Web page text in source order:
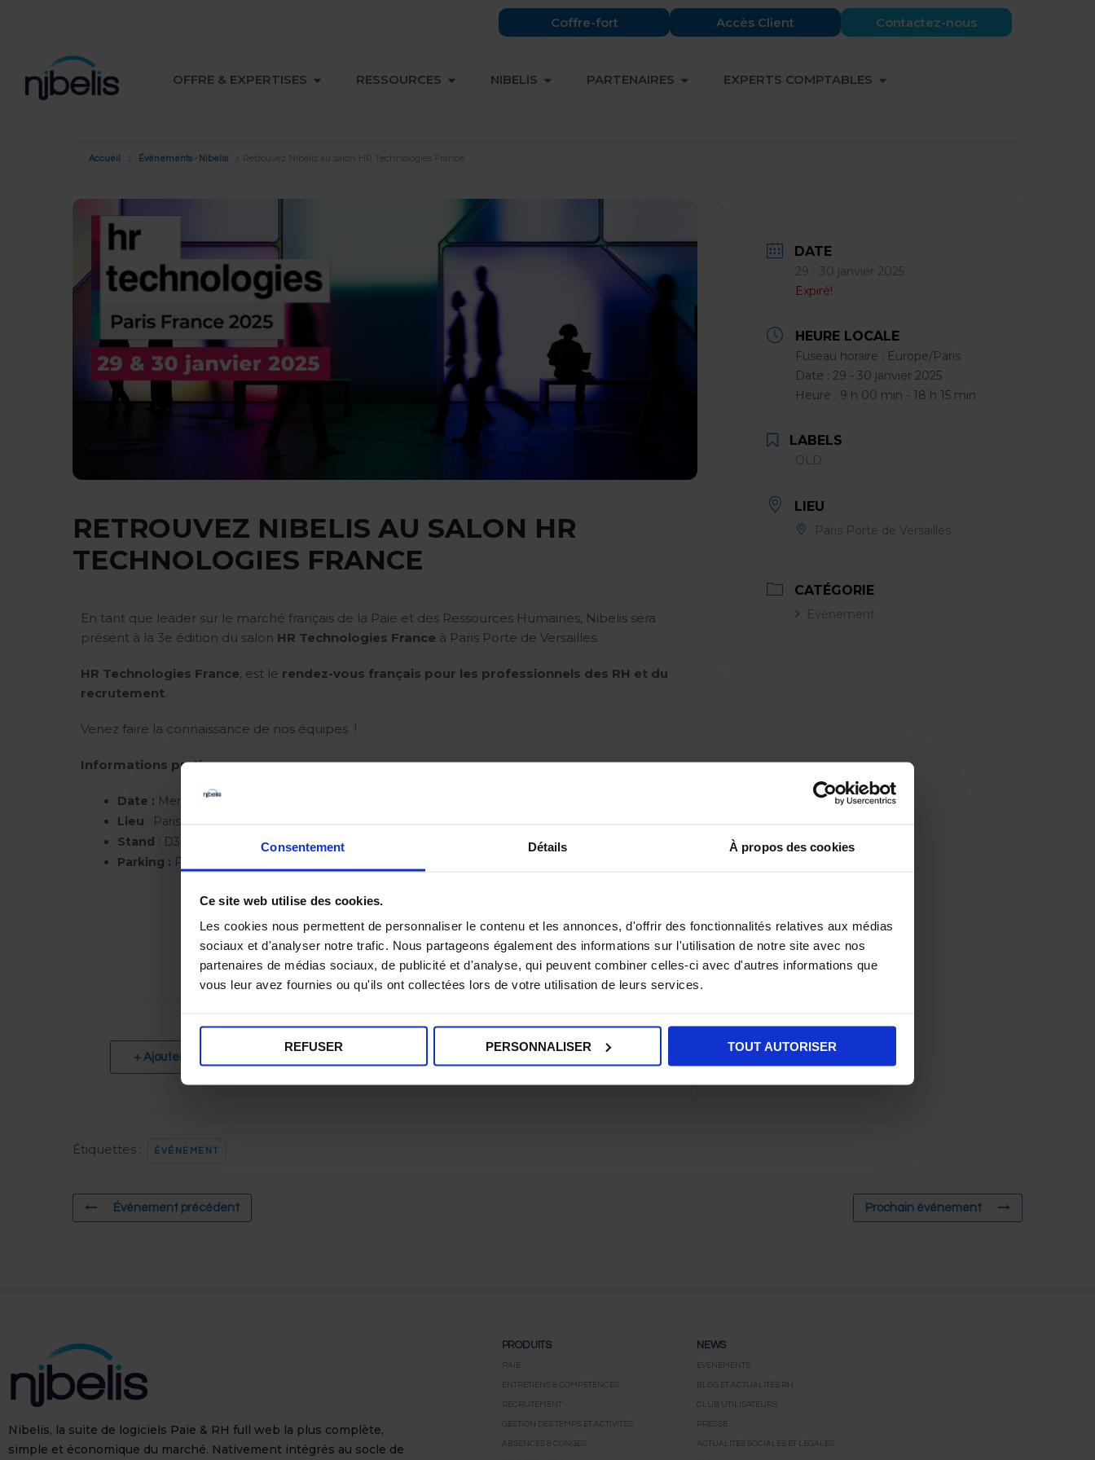
Consentement Détails À propos des cookies
Ce site web utilise des cookies.
Les cookies nous permettent de personnaliser le contenu et les annonces, d'offrir des fonctionnalités relatives aux médias
sociaux et d'analyser notre trafic. Nous partageons également des informations sur l'utilisation de notre site avec nos
partenaires de médias sociaux, de publicité et d'analyse, qui peuvent combiner celles-ci avec d'autres informations que
vous leur avez fournies ou qu'ils ont collectées lors de votre utilisation de leurs services.
REFUSER PERSONNALISER TOUT AUTORISER
Coffre-fort Accès Client Contactez-nous
OFFRE & EXPERTISES OUVRIR OFFRE & EXPERTISES
RESSOURCES OUVRIR RESSOURCES
NIBELIS OUVRIR NIBELIS
PARTENAIRES OUVRIR PARTENAIRES
EXPERTS COMPTABLES OUVRIR EXPERTS COMPTABLES
Accueil Événements - Nibelis Retrouvez Nibelis au salon HR Technologies France
RETROUVEZ NIBELIS AU SALON HR
TECHNOLOGIES FRANCE
En tant que leader sur le marché français de la Paie et des Ressources Humaines, Nibelis sera
présent à la 3e édition du salon HR Technologies France à Paris Porte de Versailles.
HR Technologies France, est le rendez-vous français pour les professionnels des RH et du
recrutement.
Venez faire la connaissance de nos équipes !
Informations pratiques :
Date : Mercredi 29 au jeudi 30 janvier 2025
Lieu : Paris Expo Porte de Versailles – Hall 7.1
Stand : D30
Parking : Parking Paris Expo Porte de Versailles
Retour en vidéo
+ Ajouter à mon Agenda Google
Étiquettes : ÉVÉNEMENT
DATE
29 - 30 janvier 2025
Expiré!
HEURE LOCALE
Fuseau horaire : Europe/Paris
Date :29 - 30 janvier 2025
Heure : 9 h 00 min - 18 h 15 min
LABELS
OLD
LIEU
Paris Porte de Versailles
CATÉGORIE
Evénement
Événement précédent Prochain événement
Nibelis, la suite de logiciels Paie & RH full web la plus complète,
simple et économique du marché. Nativement intégrés au socle de
PRODUITS
PAIE
ENTRETIENS & COMPÉTENCES
RECRUTEMENT
GESTION DES TEMPS ET ACTIVITÉS
ABSENCES & CONGÉS
NEWS
ÉVÉNEMENTS
BLOG ET ACTUALITÉS RH
CLUB UTILISATEURS
PRESSE
ACTUALITÉS SOCIALES ET LÉGALES